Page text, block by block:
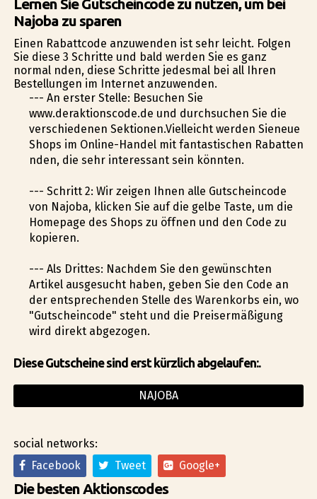
Lernen Sie Gutscheincode zu nutzen, um bei
Najoba zu sparen
Einen Rabattcode anzuwenden ist sehr leicht. Folgen
Sie diese 3 Schritte und bald werden Sie es ganz
normal finden, diese Schritte jedesmal bei all Ihren
Bestellungen im Internet anzuwenden.
--- An erster Stelle: Besuchen Sie
www.deraktionscode.de und durchsuchen Sie die
verschiedenen Sektionen.Vielleicht werden Sieneue
Shops im Online-Handel mit fantastischen Rabatten
finden, die sehr interessant sein könnten.
--- Schritt 2: Wir zeigen Ihnen alle Gutscheincode
von Najoba, klicken Sie auf die gelbe Taste, um die
Homepage des Shops zu öffnen und den Code zu
kopieren.
--- Als Drittes: Nachdem Sie den gewünschten
Artikel ausgesucht haben, geben Sie den Code an
der entsprechenden Stelle des Warenkorbs ein, wo
"Gutscheincode" steht und die Preisermäßigung
wird direkt abgezogen.
Diese Gutscheine sind erst kürzlich abgelaufen:.
NAJOBA
social networks:
Facebook
Tweet Google+
Die besten Aktionscodes